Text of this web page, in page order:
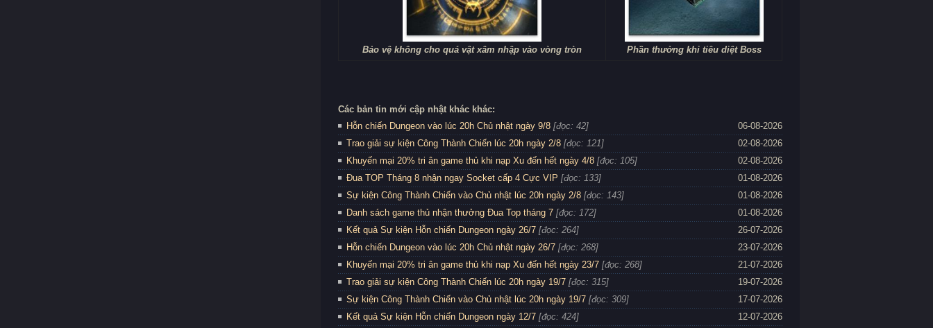
Bảo vệ không cho quá vật xâm nhập vào vòng tròn Phần thưởng khi tiêu diệt Boss
Các bản tin mới cập nhật khác khác:
Hỗn chiến Dungeon vào lúc 20h Chủ nhật ngày 9/8 [đọc: 42]
06-08-2026
Trao giải sự kiện Công Thành Chiến lúc 20h ngày 2/8 [đọc: 121]
02-08-2026
Khuyến mại 20% tri ân game thủ khi nạp Xu đến hết ngày 4/8 [đọc: 105]
02-08-2026
Đua TOP Tháng 8 nhận ngay Socket cấp 4 Cực VIP [đọc: 133]
01-08-2026
Sự kiện Công Thành Chiến vào Chủ nhật lúc 20h ngày 2/8 [đọc: 143]
01-08-2026
Danh sách game thủ nhận thưởng Đua Top tháng 7 [đọc: 172]
01-08-2026
Kết quả Sự kiện Hỗn chiến Dungeon ngày 26/7 [đọc: 264]
26-07-2026
Hỗn chiến Dungeon vào lúc 20h Chủ nhật ngày 26/7 [đọc: 268]
23-07-2026
Khuyến mại 20% tri ân game thủ khi nạp Xu đến hết ngày 23/7 [đọc: 268]
21-07-2026
Trao giải sự kiện Công Thành Chiến lúc 20h ngày 19/7 [đọc: 315]
19-07-2026
Sự kiện Công Thành Chiến vào Chủ nhật lúc 20h ngày 19/7 [đọc: 309]
17-07-2026
Kết quả Sự kiện Hỗn chiến Dungeon ngày 12/7 [đọc: 424]
12-07-2026